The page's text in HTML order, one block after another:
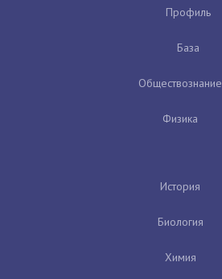
Профиль
База
Обществознание
Физика
История
Биология
Химия